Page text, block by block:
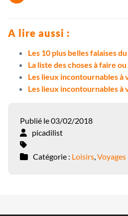
A lire aussi :
Les 10 plus belles falaises
La liste des choses à faire
Les lieux incontournables à
Les lieux incontournables à
Publié le 03/02/2018
picadilist
Catégorie : Loisirs Voyages